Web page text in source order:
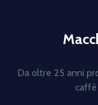
Da oltre 25 anni
caffè